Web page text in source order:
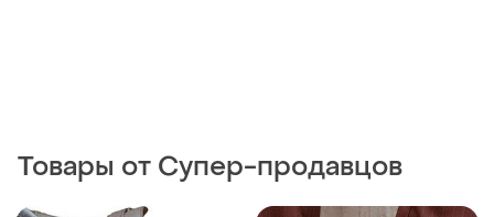
Товары от Супер-продавцов